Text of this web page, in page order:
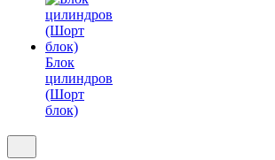
Блок
цилиндров
(Шорт
блок)